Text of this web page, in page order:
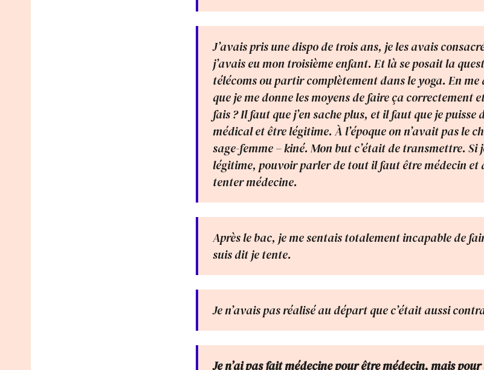
J’avais pris une dispo de trois ans, je les avais
j’avais eu mon troisième enfant. Et là se posait la
télécoms ou partir complètement dans le yoga. En
que je me donne les moyens de faire ça correctement
fais ? Il faut que j’en sache plus, et il faut que je
médical et être légitime. À l’époque on n’avait pas le
sage-femme – kiné. Mon but c’était de transmettre.
légitime, pouvoir parler de tout il faut être médecin et
tenter médecine.
Après le bac, je me sentais totalement incapable de
suis dit je tente.
Je n’avais pas réalisé au départ que c’était aussi
Je n’ai pas fait médecine pour être médecin, mais